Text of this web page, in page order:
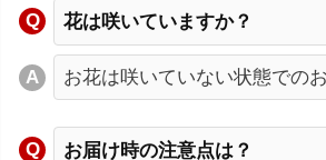
花は咲いていますか？
お花は咲いていない状態での
お届け時の注意点は？